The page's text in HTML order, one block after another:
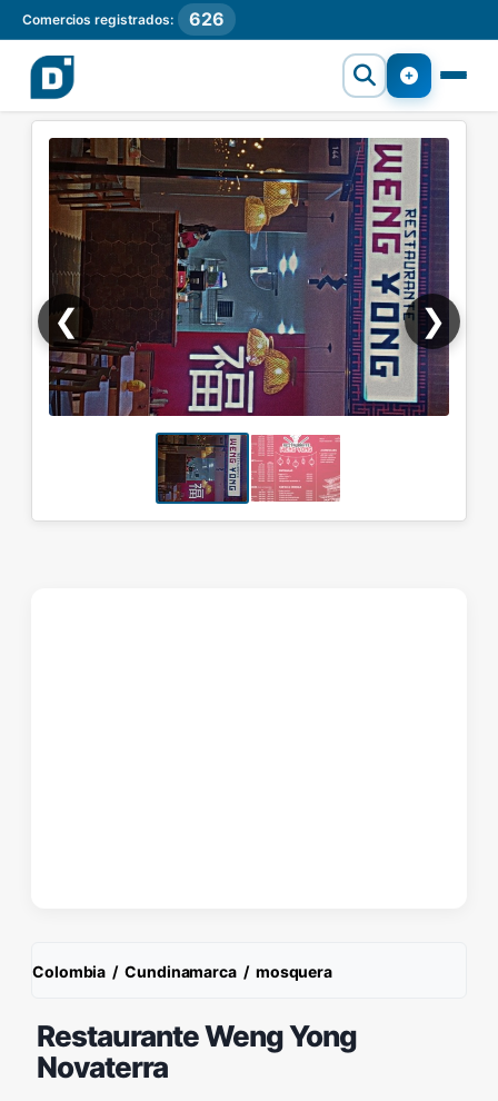
Comercios registrados: 626
❮ ❯
Colombia / Cundinamarca / mosquera
Restaurante Weng Yong
Novaterra